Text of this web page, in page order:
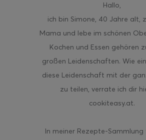
Hallo,
ich bin Simone, 40 Jahre alt,
Mama und lebe im schönen
Kochen und Essen gehören
großen Leidenschaften. Wie
diese Leidenschaft mit der
zu teilen, verrate ich dir
cookiteasy.at.
In meiner Rezepte-